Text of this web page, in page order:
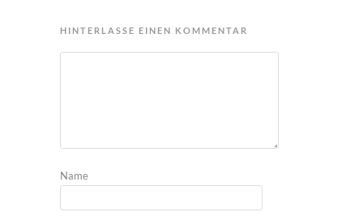
HINTERLASSE EINEN KOMMENTAR
Name